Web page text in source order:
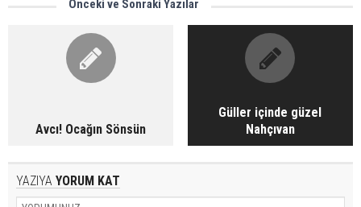
Önceki ve Sonraki Yazılar
Avcı! Ocağın Sönsün
Güller içinde güzel
Nahçıvan
YAZIYA YORUM KAT